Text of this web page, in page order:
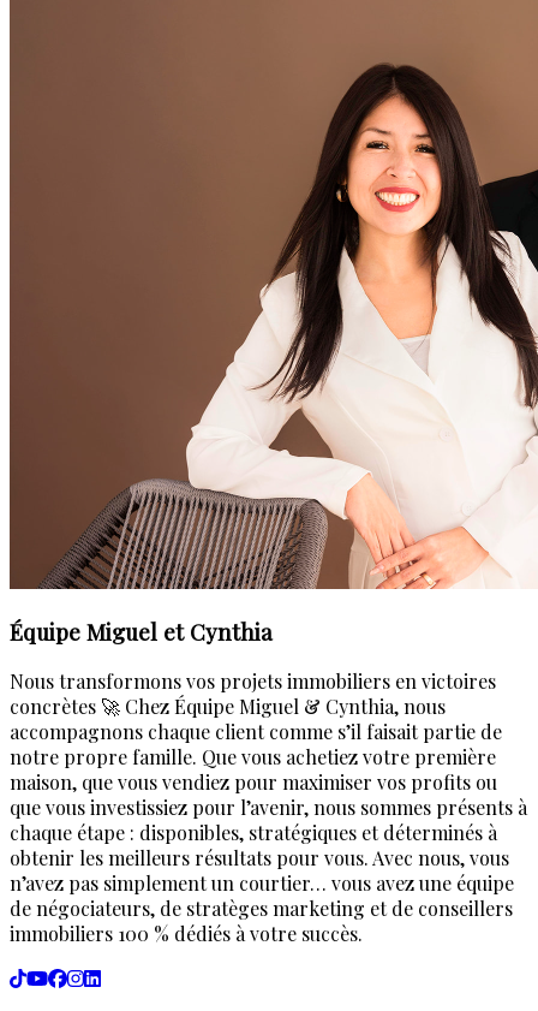
Équipe Miguel et Cynthia
Nous transformons vos projets immobiliers en victoires
concrètes 🚀 Chez Équipe Miguel & Cynthia, nous
accompagnons chaque client comme s’il faisait partie de
notre propre famille. Que vous achetiez votre première
maison, que vous vendiez pour maximiser vos profits ou
que vous investissiez pour l’avenir, nous sommes présents à
chaque étape : disponibles, stratégiques et déterminés à
obtenir les meilleurs résultats pour vous. Avec nous, vous
n’avez pas simplement un courtier… vous avez une équipe
de négociateurs, de stratèges marketing et de conseillers
immobiliers 100 % dédiés à votre succès.